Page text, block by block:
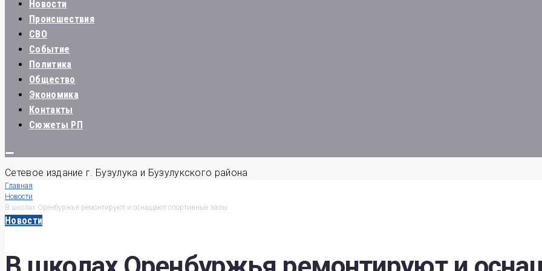
Новости
Происшествия
СВО
Событие
Политика
Общество
Экономика
Контакты
Сюжеты РП
Сетевое издание г. Бузулука и Бузулукского района
Главная
Новости
В школах Оренбуржья ремонтируют и оснащают спортивные залы
Новости